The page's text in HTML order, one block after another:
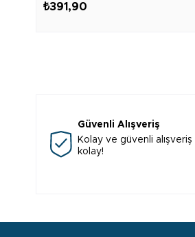
₺391,90
Güvenli Alışveriş
Kolay ve güvenli alışveriş
kolay!